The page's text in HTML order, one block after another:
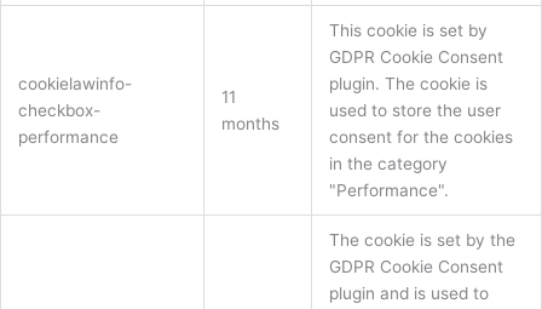
cookielawinfo-
checkbox-
performance
11
months
This cookie is set by
GDPR Cookie Consent
plugin. The cookie is
used to store the user
consent for the cookies
in the category
"Performance".
The cookie is set by the
GDPR Cookie Consent
plugin and is used to